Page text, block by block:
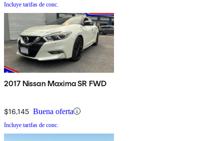
Incluye tarifas de conc.
2017 Nissan Maxima SR FWD
$16,145 Buena oferta
Incluye tarifas de conc.